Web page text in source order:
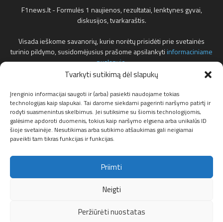
Tvarkyti sutikimą dėl slapukų
Įrenginio informacijai saugoti ir (arba) pasiekti naudojame tokias
technologijas kaip slapukai. Tai darome siekdami pagerinti naršymo patirtį ir
rodyti suasmenintus skelbimus. Jei sutiksime su šiomis technologijomis,
galėsime apdoroti duomenis, tokius kaip naršymo elgsena arba unikalūs ID
šioje svetainėje. Nesutikimas arba sutikimo atšaukimas gali neigiamai
paveikti tam tikras funkcijas ir funkcijas.
Priimti
Neigti
Peržiūrėti nuostatas
F1news.lt - Formulės 1 naujienos, rezultatai, lenktynes gyvai,
diskusijos, tvarkaraštis.
Visada ieškome savanorių, kurie norėtų prisidėti prie svetainės
turinio pildymo, susidomėjusius prašome apsilankytiinformaciniame
puslapyje.
adresu.
Susisiekite:info@f1news.lt
Privatumo politika